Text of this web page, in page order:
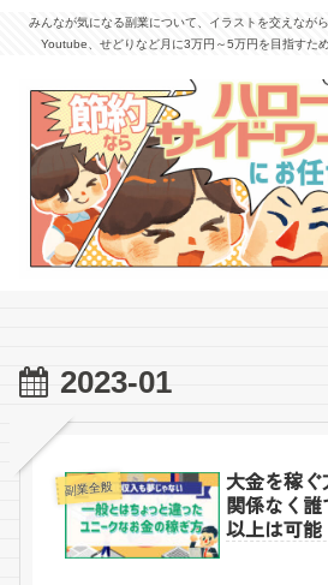
みんなが気になる副業について、イラストを交えなが
Youtube、せどりなど月に3万円～5万円を目指すた
2023-01
副業全般
大金を稼ぐ
関係なく
以上は可能